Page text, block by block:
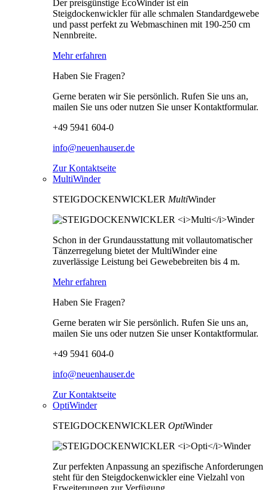
Der preisgünstige EcoWinder ist ein
Steigdockenwickler für alle schmalen Standardgewebe
und passt perfekt zu Webmaschinen mit 190-250 cm
Nennbreite.
Mehr erfahren
Haben Sie Fragen?
Gerne beraten wir Sie persönlich. Rufen Sie uns an,
mailen Sie uns oder nutzen Sie unser Kontaktformular.
+49 5941 604-0
info@neuenhauser.de
Zur Kontaktseite
MultiWinder
STEIGDOCKENWICKLER MultiWinder
Schon in der Grundausstattung mit vollautomatischer
Tänzerregelung bietet der MultiWinder eine
zuverlässige Leistung bei Gewebebreiten bis 4 m.
Mehr erfahren
Haben Sie Fragen?
Gerne beraten wir Sie persönlich. Rufen Sie uns an,
mailen Sie uns oder nutzen Sie unser Kontaktformular.
+49 5941 604-0
info@neuenhauser.de
Zur Kontaktseite
OptiWinder
STEIGDOCKENWICKLER OptiWinder
Zur perfekten Anpassung an spezifische Anforderungen
steht für den Steigdockenwickler eine Vielzahl von
Erweiterungen zur Verfügung.